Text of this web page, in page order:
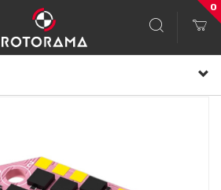
0